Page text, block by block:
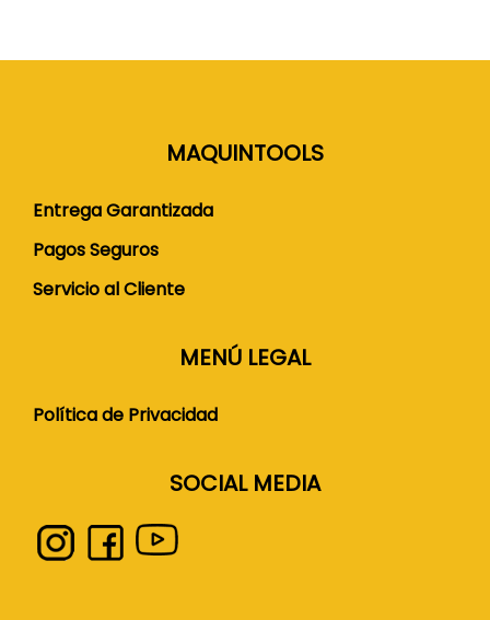
MAQUINTOOLS
Entrega Garantizada
Pagos Seguros
Servicio al Cliente
MENÚ LEGAL
Política de Privacidad
SOCIAL MEDIA